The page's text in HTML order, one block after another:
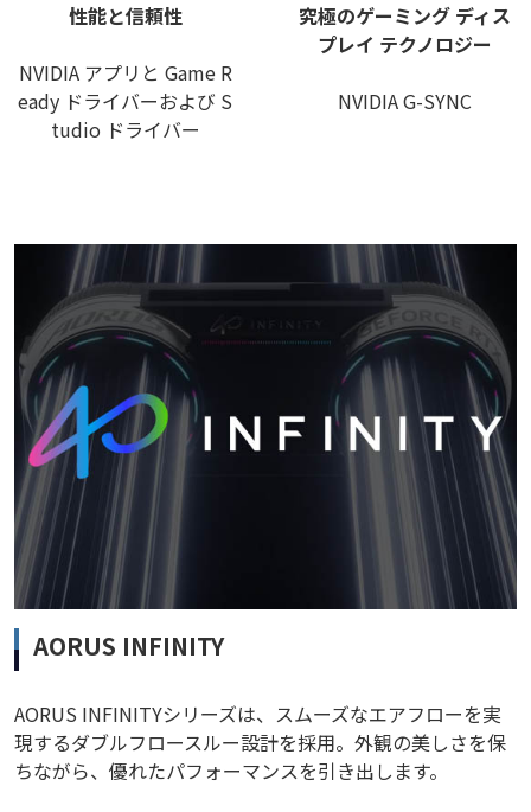
性能と信頼性
NVIDIA アプリと Game R
eady ドライバーおよび S
tudio ドライバー
究極のゲーミング ディス
プレイ テクノロジー
NVIDIA G-SYNC
AORUS INFINITY
AORUS INFINITYシリーズは、スムーズなエアフローを実
現するダブルフロースルー設計を採用。外観の美しさを保
ちながら、優れたパフォーマンスを引き出します。